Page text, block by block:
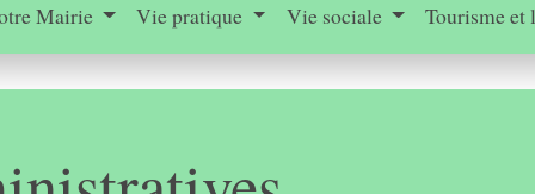
Mairie Vie pratique Vie sociale Tourisme et